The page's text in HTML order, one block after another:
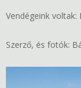
Vendégeink voltak:
Szerző, és fotók: